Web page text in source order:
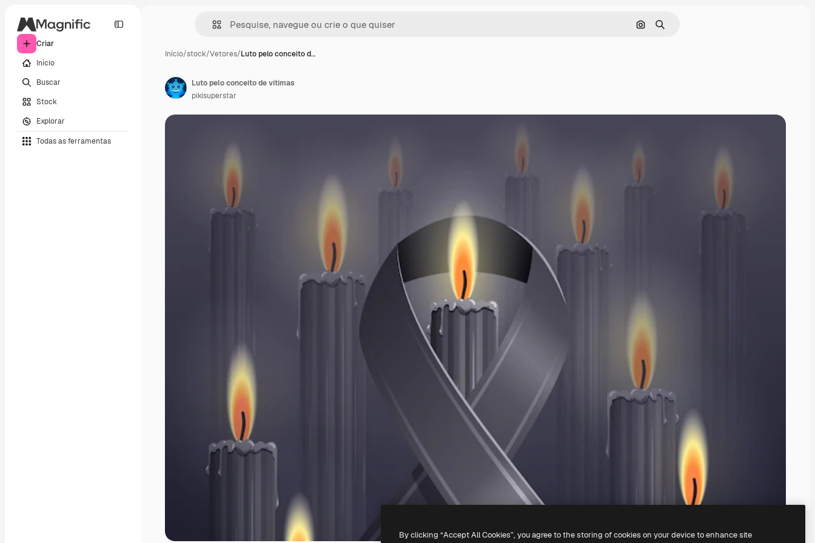
Criar
Início
Buscar
Stock
Explorar
Todas as ferramentas
Pesquisar por imagem
Buscar
Início/stock/Vetores/Luto pelo conceito d…
Luto pelo conceito de vítimas
pikisuperstar
By clicking “Accept All Cookies”, you agree to the storing of cookies on your device to enhance site